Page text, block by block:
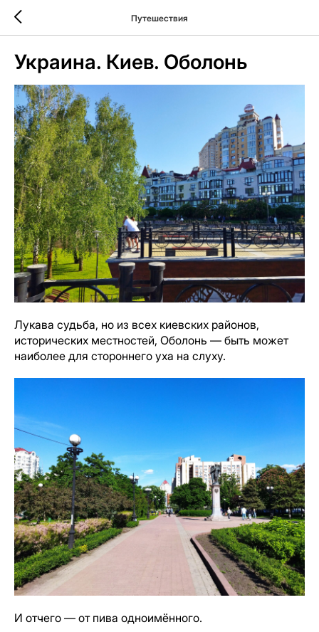
Путешествия
Украина. Киев. Оболонь
Лукава судьба, но из всех киевских районов,
исторических местностей, Оболонь — быть может
наиболее для стороннего уха на слуху.
И отчего — от пива одноимённого.